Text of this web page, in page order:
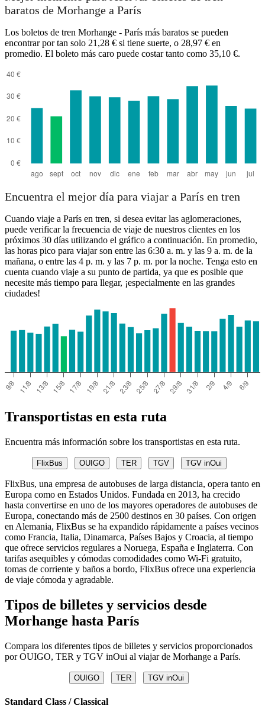
baratos de Morhange a París
Los boletos de tren Morhange - París más baratos se pueden
encontrar por tan solo 21,28 € si tiene suerte, o 28,97 € en
promedio. El boleto más caro puede costar tanto como 35,10 €.
Encuentra el mejor día para viajar a París en tren
Cuando viaje a París en tren, si desea evitar las aglomeraciones,
puede verificar la frecuencia de viaje de nuestros clientes en los
próximos 30 días utilizando el gráfico a continuación. En promedio,
las horas pico para viajar son entre las 6:30 a. m. y las 9 a. m. de la
mañana, o entre las 4 p. m. y las 7 p. m. por la noche. Tenga esto en
cuenta cuando viaje a su punto de partida, ya que es posible que
necesite más tiempo para llegar, ¡especialmente en las grandes
ciudades!
Transportistas en esta ruta
Encuentra más información sobre los transportistas en esta ruta.
FlixBus OUIGO TER TGV TGV inOui
FlixBus, una empresa de autobuses de larga distancia, opera tanto en
Europa como en Estados Unidos. Fundada en 2013, ha crecido
hasta convertirse en uno de los mayores operadores de autobuses de
Europa, conectando más de 2500 destinos en 30 países. Con origen
en Alemania, FlixBus se ha expandido rápidamente a países vecinos
como Francia, Italia, Dinamarca, Países Bajos y Croacia, al tiempo
que ofrece servicios regulares a Noruega, España e Inglaterra. Con
tarifas asequibles y cómodas comodidades como Wi-Fi gratuito,
tomas de corriente y baños a bordo, FlixBus ofrece una experiencia
de viaje cómoda y agradable.
Tipos de billetes y servicios desde
Morhange hasta París
Compara los diferentes tipos de billetes y servicios proporcionados
por OUIGO, TER y TGV inOui al viajar de Morhange a París.
OUIGO TER TGV inOui
Standard Class / Classical